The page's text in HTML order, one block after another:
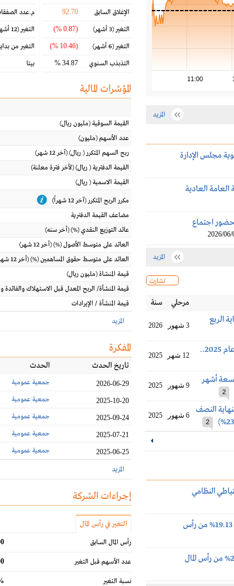
11:00
المزيد
مجلس الإدارة
العامة العادية
اجتماع
2026/06/
المزيد
تشارت
مرحلي سنة
ألف ريال (-91%) بنهاية الربع
3 شهور 2026
خسائر التطويرية الغذائية 5.2 مليون ريال بنهاية عام 2025..
12 شهر 2025
التسعة أشهر
2
9 شهور 2025
الغذائية 2.5 مليون ريال (+19%) بنهاية النصف
2
6 شهور 2025
النظامي
التطويرية الغذائية: انخفاض الخسائر المتراكمة إلى 19.13% من رأس
الإغلاق السابق 92.70
التغير(3 أشهر) (0.87 %)
التغير(6 أشهر) (10.46 %)
التذبذب السنوي 34.87 %
م.عدد
التغير(12 أشهر)
التغير من
بيتا
المؤشرات المالية
القيمة السوقية(مليون ريال)
عدد الأسهم(مليون)
ربح السهم المتكرر( ريال) (آخر 12 شهر)
القيمة الدفترية( ريال) (لأخر فترة معلنة)
القيمة الاسمية( ريال)
مكرر الربح المتكرر (آخر 12 شهراً)
مضاعف القيمة الدفترية
عائد التوزيع النقدي(%) (أخر سنه)
العائد على متوسط الأصول(%) (أخر 12 شهر)
العائد على متوسط حقوق المساهمين(%) (أخر 12 شهر)
قيمة المنشاة(مليون ريال)
قيمة المنشأة/ الربح المعدل قبل الاستهلاك والفائدة
قيمة المنشأة / الإيرادات
المزيد
المفكرة
تاريخ الحدث الحدث
2026-06-29 جمعية عمومية
2025-10-20 جمعية عمومية
2025-09-24 جمعية عمومية
2025-07-21 جمعية عمومية
2025-06-25 جمعية عمومية
المزيد
إجراءات الشركة
التغير في رأس المال
رأس المال السابق
عدد الأسهم قبل التغير
نسبة التغير